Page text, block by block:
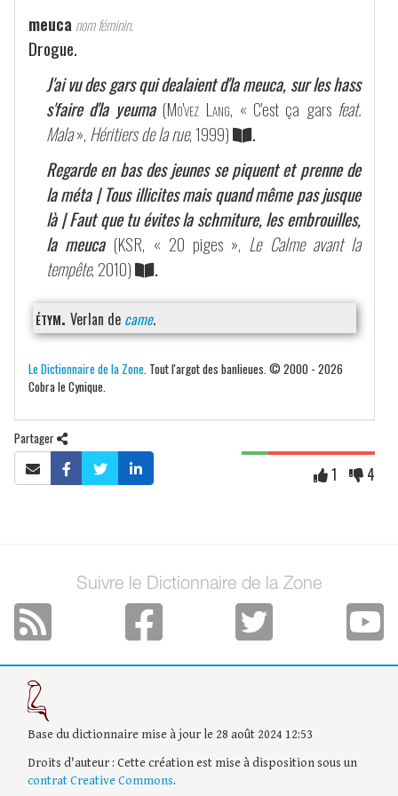
meuca nom féminin.
Drogue.
J'ai vu des gars qui dealaient d'la meuca, sur les hass
s'faire d'la yeuma (Mo'vez Lang, « C'est ça gars feat.
Mala», Héritiers de la rue, 1999)
.
Regarde en bas des jeunes se piquent et prenne de
la méta | Tous illicites mais quand même pas jusque
là | Faut que tu évites la schmiture, les embrouilles,
la meuca (KSR, « 20 piges », Le Calme avant la
tempête, 2010)
.
étym. Verlan de came.
Le Dictionnaire de la Zone . Tout l'argot des banlieues. © 2000 - 2026
Cobra le Cynique.
Partager
1 4
Suivre le Dictionnaire de la Zone
Base du dictionnaire mise à jour le 28 août 2024 12:53
Droits d'auteur : Cette création est mise à disposition sous un
contrat Creative Commons.